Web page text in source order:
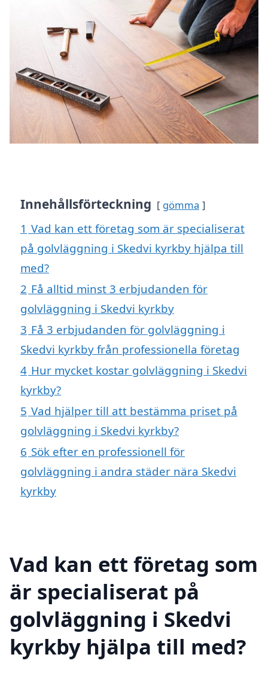
Innehållsförteckning gömma
1 Vad kan ett företag som är specialiserat
på golvläggning i Skedvi kyrkby hjälpa till
med?
2 Få alltid minst 3 erbjudanden för
golvläggning i Skedvi kyrkby
3 Få 3 erbjudanden för golvläggning i
Skedvi kyrkby från professionella företag
4 Hur mycket kostar golvläggning i Skedvi
kyrkby?
5 Vad hjälper till att bestämma priset på
golvläggning i Skedvi kyrkby?
6 Sök efter en professionell för
golvläggning i andra städer nära Skedvi
kyrkby
Vad kan ett företag som
är specialiserat på
golvläggning i Skedvi
kyrkby hjälpa till med?